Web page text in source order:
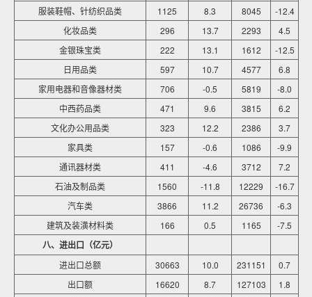
服装鞋帽、针纺织品类
1125 8.3 8045
-12.4
化妆品类
296 13.7 2293
4.5
金银珠宝类
222 13.1 1612
-12.5
日用品类
597 10.7 4577
6.8
家用电器和音像器材类
706 -0.5 5819
-8.0
中西药品类
471 9.6 3815
6.2
文化办公用品类
323 12.2 2386
3.7
家具类
157 -0.6 1086
-9.9
通讯器材类
411 -4.6 3712
7.2
石油及制品类
1560 -11.8 12229
-16.7
汽车类
3866 11.2 26736
-6.3
建筑及装潢材料类
166 0.5 1165 -7.5
八、进出口（亿元）
进出口总额 30663 10.0 231151
0.7
出口额
16620 8.7 127103
1.8